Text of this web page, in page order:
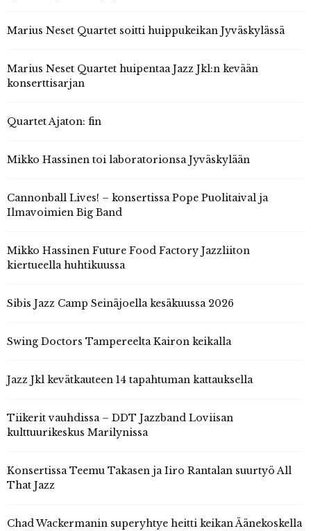
Marius Neset Quartet soitti huippukeikan Jyväskylässä
Marius Neset Quartet huipentaa Jazz Jkl:n kevään
konserttisarjan
Quartet Ajaton: fin
Mikko Hassinen toi laboratorionsa Jyväskylään
Cannonball Lives! – konsertissa Pope Puolitaival ja
Ilmavoimien Big Band
Mikko Hassinen Future Food Factory Jazzliiton
kiertueella huhtikuussa
Sibis Jazz Camp Seinäjoella kesäkuussa 2026
Swing Doctors Tampereelta Kairon keikalla
Jazz Jkl kevätkauteen 14 tapahtuman kattauksella
Tiikerit vauhdissa – DDT Jazzband Loviisan
kulttuurikeskus Marilynissa
Konsertissa Teemu Takasen ja Iiro Rantalan suurtyö All
That Jazz
Chad Wackermanin superyhtye heitti keikan Äänekoskella